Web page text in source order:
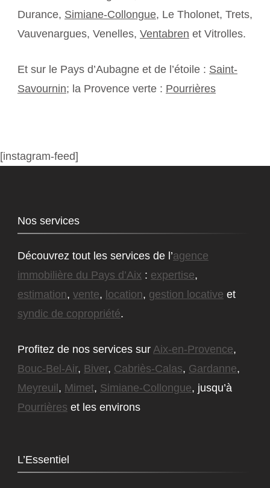
Durance, Simiane-Collongue, Le Tholonet, Trets,
Vauvenargues, Venelles, Ventabren et Vitrolles.
Et sur le Pays d’Aubagne et de l’étoile : Saint-
Savournin; la Provence verte : Pourrières
[instagram-feed]
Nos services
Découvrez tout les services de l’agence
immobilière du Pays d’Aix : expertise,
estimation, vente, location, gestion locative et
syndic de copropriété.
Profitez de nos services sur Aix-en-Provence,
Bouc-Bel-Air, Biver, Cabriès-Calas, Gardanne,
Meyreuil , Mimet, Simiane-Collongue, jusqu’à
Pourrières et les environs
L’Essentiel